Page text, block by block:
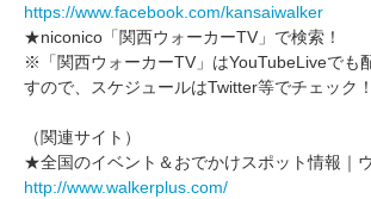
https://www.facebook.com/kansaiwalker
★niconico「関西ウォーカーTV」で検索！
※「関西ウォーカーTV」はYouTubeLiveでも
すので、スケジュールはTwitter等でチェック！
（関連サイト）
★全国のイベント＆おでかけスポット情報｜
http://www.walkerplus.com/